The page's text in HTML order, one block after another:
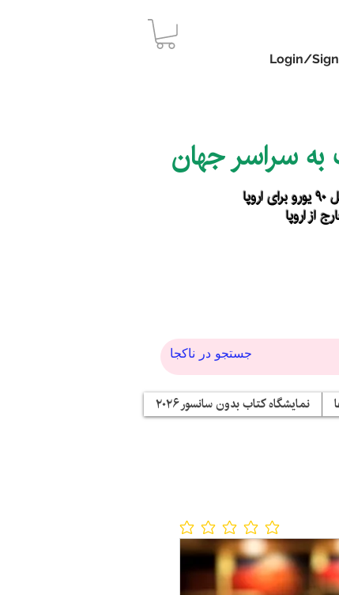
Login/
به سراسر جهان
نمایشگاه کتاب بدون سانسور ۲۰۲۶
No ratings yet